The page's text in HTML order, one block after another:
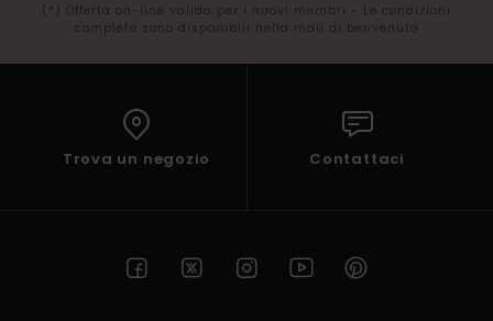
(*) Offerta on-line valida per i nuovi membri - Le condizioni
complete sono disponibili nella mail di benvenuto
Trova un negozio Contattaci